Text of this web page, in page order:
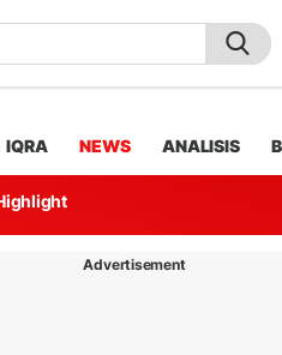
IQRA NEWS ANALISIS
Advertisement